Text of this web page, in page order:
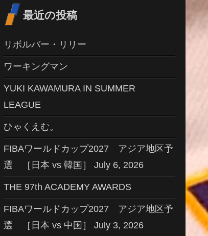
最近の投稿
リボルバー・リリー
ワーキングマン
YUKI KAWAMURA IN SUMMER
LEAGUE
ひゃくえむ。
FIBAワールドカップ2027 アジア地区予
選 ［日本 vs 韓国］ July 6, 2026
THE 97th ACADEMY AWARDS
FIBAワールドカップ2027 アジア地区予
選 ［日本 vs 中国］ July 3, 2026